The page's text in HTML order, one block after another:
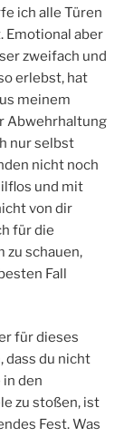
ich alle Türen
Emotional aber
zweifach und
erlebst, hat
meinem
Abwehrhaltung
nur selbst
nicht noch
und mit
von dir
für die
zu schauen,
Fall
für dieses
dass du nicht
in den
zu stoßen, ist
Fest. Was